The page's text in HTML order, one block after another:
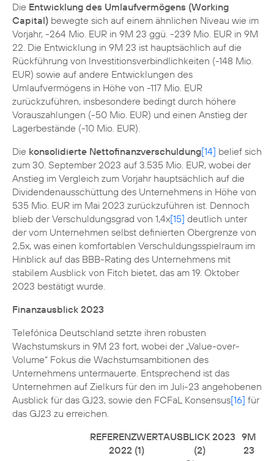
Die Entwicklung des Umlaufvermögens (Working
Capital) bewegte sich auf einem ähnlichen Niveau wie im
Vorjahr, -264 Mio. EUR in 9M 23 ggü. -239 Mio. EUR in 9M
22. Die Entwicklung in 9M 23 ist hauptsächlich auf die
Rückführung von Investitionsverbindlichkeiten (-148 Mio.
EUR) sowie auf andere Entwicklungen des
Umlaufvermögens in Höhe von -117 Mio. EUR
zurückzuführen, insbesondere bedingt durch höhere
Vorauszahlungen (-50 Mio. EUR) und einen Anstieg der
Lagerbestände (-10 Mio. EUR).
Die konsolidierte Nettofinanzverschuldung[14] belief sich
zum 30. September 2023 auf 3.535 Mio. EUR, wobei der
Anstieg im Vergleich zum Vorjahr hauptsächlich auf die
Dividendenausschüttung des Unternehmens in Höhe von
535 Mio. EUR im Mai 2023 zurückzuführen ist. Dennoch
blieb der Verschuldungsgrad von 1,4x[15] deutlich unter
der vom Unternehmen selbst definierten Obergrenze von
2,5x, was einen komfortablen Verschuldungsspielraum im
Hinblick auf das BBB-Rating des Unternehmens mit
stabilem Ausblick von Fitch bietet, das am 19. Oktober
2023 bestätigt wurde.
Finanzausblick 2023
Telefónica Deutschland setzte ihren robusten
Wachstumskurs in 9M 23 fort, wobei der „Value-over-
Volume“ Fokus die Wachstumsambitionen des
Unternehmens untermauerte. Entsprechend ist das
Unternehmen auf Zielkurs für den im Juli-23 angehobenen
Ausblick für das GJ23, sowie den FCFaL Konsensus[16] für
das GJ23 zu erreichen.
REFERENZWERT
2022 (1)
AUSBLICK 2023
(2)
9M
23